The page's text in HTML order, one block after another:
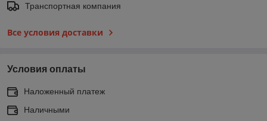
Транспортная компания
Все условия доставки
Условия оплаты
Наложенный платеж
Наличными